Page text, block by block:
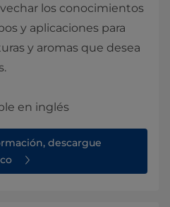
los conocimientos
y aplicaciones para
y aromas que desea
en inglés
descargue